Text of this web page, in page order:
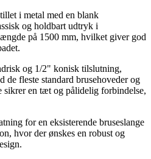
i metal med en blank
og holdbart udtryk i
på 1500 mm, hvilket giver god
og 1/2" konisk tilslutning,
de fleste standard brusehoveder og
sikrer en tæt og pålidelig forbindelse,
for en eksisterende bruseslange
hvor der ønskes en robust og